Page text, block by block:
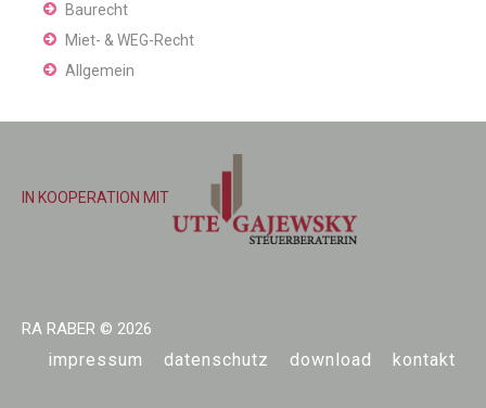
Baurecht
Miet- & WEG-Recht
Allgemein
IN KOOPERATION MIT
RA RABER © 2026
impressum datenschutz download kontakt